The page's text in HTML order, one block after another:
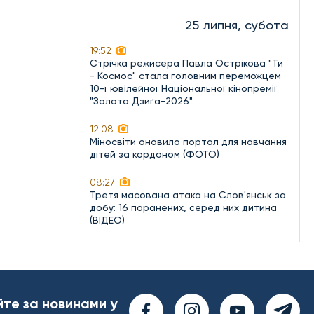
25 липня, субота
19:52
Стрічка режисера Павла Острікова "Ти
- Космос" стала головним переможцем
10-ї ювілейної Національної кінопремії
"Золота Дзиґа-2026"
12:08
Міносвіти оновило портал для навчання
дітей за кордоном (ФОТО)
08:27
Третя масована атака на Слов'янськ за
добу: 16 поранених, серед них дитина
(ВІДЕО)
за новинами у